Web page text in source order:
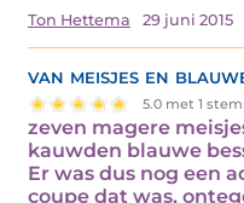
Ton Hettema 29 juni 2015
van meisjes en
5.0 met 1
zeven magere
kauwden blauwe
Er was dus nog een
coupe dat was,